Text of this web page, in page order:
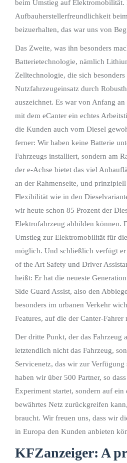
beim Umstieg auf Elektromobilität.
Aufbauherstellerfreundlichkeit
beizuerhalten, das war uns von
Das Zweite, was ihn besonders
Batterietechnologie, nämlich
Zelltechnologie, die sich besonders
Nutzfahrzeugeinsatz durch
auszeichnet. Es war von Anfang
mit dem eCanter ein echtes
die Kunden auch vom Diesel
ferner: Wir haben keine Batterie
Fahrzeugs installiert, sondern am
der e-Achse bietet das viel
an der Rahmenseite, und
Flexibilität wie in den
wir heute schon 85 Prozent der
Elektrofahrzeug abbilden können.
Umstieg zur Elektromobilität für
möglich. Und schließlich verfügt er
of the Art Safety und Driver
heißt: Er hat die neueste
Side Guard Assist, also den
besonders im urbanen Verkehr
Features, auf die der Canter-
Der dritte Punkt, der das Fahrzeug
letztendlich nicht das Fahrzeug,
Servicenetz, das wir zur
haben wir über 500 Partner, so
Experiment startet, sondern auf
bewährtes Netz zurückgreifen
braucht. Wir freuen uns, dass wir
in Europa den Kunden anbieten
KFZanzeiger: A